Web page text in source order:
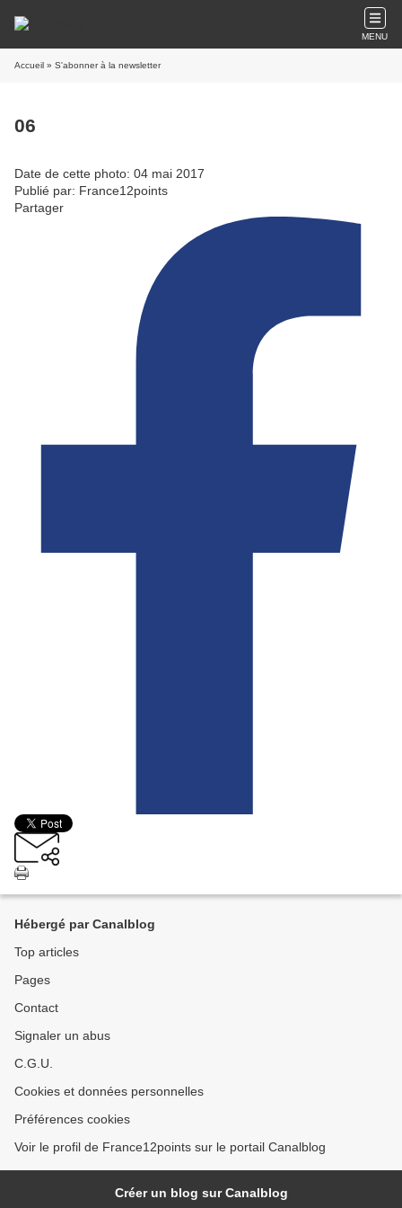
MENU
Accueil » S'abonner à la newsletter
06
Date de cette photo: 04 mai 2017
Publié par: France12points
Partager
Hébergé par Canalblog
Top articles
Pages
Contact
Signaler un abus
C.G.U.
Cookies et données personnelles
Préférences cookies
Voir le profil de France12points sur le portail Canalblog
Créer un blog sur Canalblog